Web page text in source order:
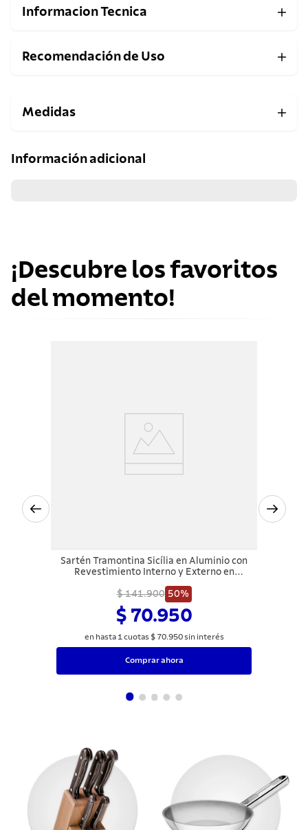
Informacion Tecnica
Recomendación de Uso
Medidas
Información adicional
¡Descubre los favoritos
del momento!
Sartén Tramontina Sicília en Aluminio con
Revestimiento Interno y Externo en
cm 1,2 L
$ 141.900 50%
$ 70.950
en hasta 1 cuotas $ 70.950sin interés
Comprar ahora